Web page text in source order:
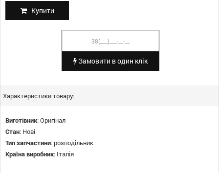
Купити
Замовити в один клік
Характеристики товару:
Виготівник:Оригінал
Стан: Нові
Тип запчастини: розподільник
Країна виробник: Італія